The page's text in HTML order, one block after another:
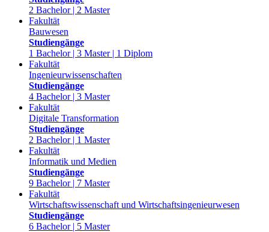
2 Bachelor | 2 Master
Fakultät
Bauwesen
Studiengänge
1 Bachelor | 3 Master | 1 Diplom
Fakultät
Ingenieurwissenschaften
Studiengänge
4 Bachelor | 3 Master
Fakultät
Digitale Transformation
Studiengänge
2 Bachelor | 1 Master
Fakultät
Informatik und Medien
Studiengänge
9 Bachelor | 7 Master
Fakultät
Wirtschaftswissenschaft und Wirtschaftsingenieurwesen
Studiengänge
6 Bachelor | 5 Master